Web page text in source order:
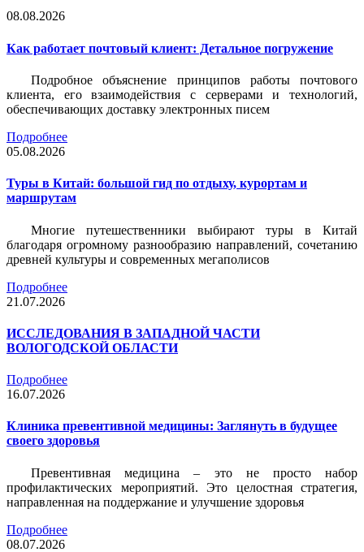
08.08.2026
Как работает почтовый клиент: Детальное погружение
Подробное объяснение принципов работы почтового
клиента, его взаимодействия с серверами и технологий,
обеспечивающих доставку электронных писем
Подробнее
05.08.2026
Туры в Китай: большой гид по отдыху, курортам и
маршрутам
Многие путешественники выбирают туры в Китай
благодаря огромному разнообразию направлений, сочетанию
древней культуры и современных мегаполисов
Подробнее
21.07.2026
ИССЛЕДОВАНИЯ В ЗАПАДНОЙ ЧАСТИ
ВОЛОГОДСКОЙ ОБЛАСТИ
Подробнее
16.07.2026
Клиника превентивной медицины: Заглянуть в будущее
своего здоровья
Превентивная медицина – это не просто набор
профилактических мероприятий. Это целостная стратегия,
направленная на поддержание и улучшение здоровья
Подробнее
08.07.2026